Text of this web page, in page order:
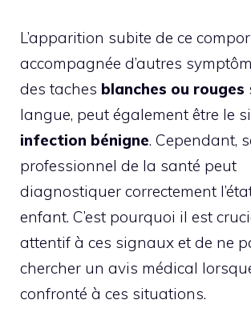
L’apparition subite de ce
accompagnée d’autres
des taches blanches ou rouges
langue, peut également être le
infection bénigne. Cependant,
professionnel de la santé peut
diagnostiquer correctement
enfant. C’est pourquoi il est
attentif à ces signaux et de ne
chercher un avis médical
confronté à ces situations.